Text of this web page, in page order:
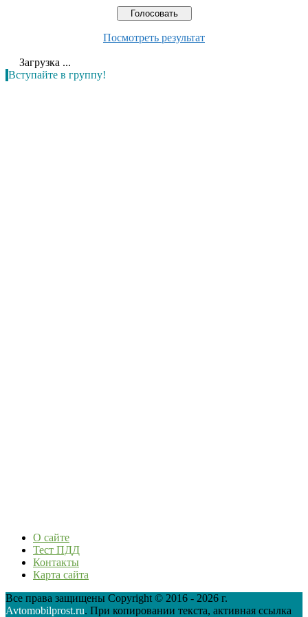
Посмотреть результат
Загрузка ...
Вступайте в группу!
О сайте
Тест ПДД
Контакты
Карта сайта
Все права защищены Copyright © 2016 - 2026 г.
Avtomobilprost.ru. При копировании текста, активная ссылка